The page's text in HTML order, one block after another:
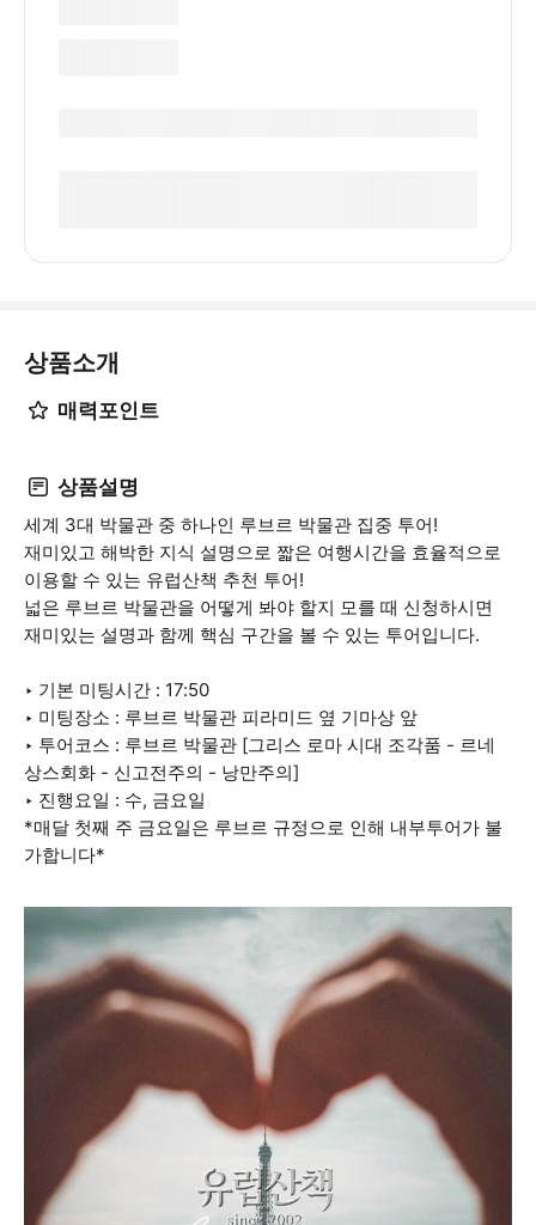
상품소개
매력포인트
상품설명
세계 3대 박물관 중 하나인 루브르 박물관 집중 투어!
재미있고 해박한 지식 설명으로 짧은 여행시간을 효율적으로
이용할 수 있는 유럽산책 추천 투어!
넓은 루브르 박물관을 어떻게 봐야 할지 모를 때 신청하시면
재미있는 설명과 함께 핵심 구간을 볼 수 있는 투어입니다.
‣ 기본 미팅시간 : 17:50
‣ 미팅장소 : 루브르 박물관 피라미드 옆 기마상 앞
‣ 투어코스 : 루브르 박물관 [그리스 로마 시대 조각품 - 르네
상스회화 - 신고전주의 - 낭만주의]
‣ 진행요일 : 수, 금요일
*매달 첫째 주 금요일은 루브르 규정으로 인해 내부투어가 불
가합니다*